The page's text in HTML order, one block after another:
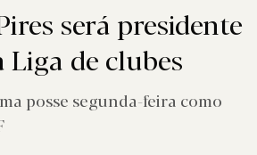
será presidente
de clubes
posse segunda-feira como